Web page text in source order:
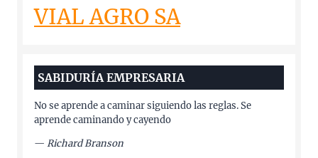
VIAL AGRO SA
SABIDURÍA EMPRESARIA
No se aprende a caminar siguiendo las reglas. Se
aprende caminando y cayendo
— Richard Branson